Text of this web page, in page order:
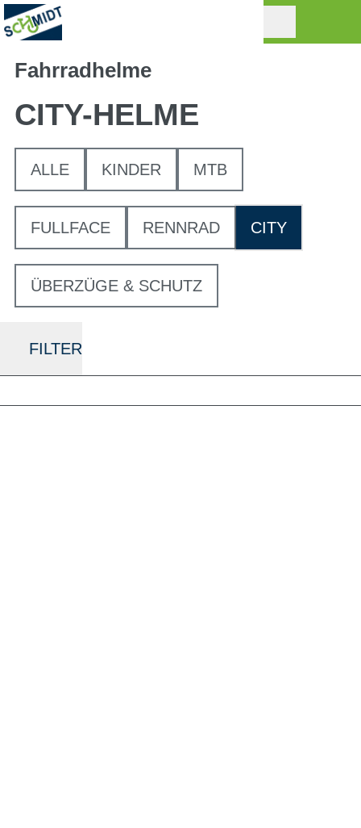
Fahrradhelme
CITY-HELME
ALLE KINDER MTB
FULLFACE RENNRAD CITY
ÜBERZÜGE & SCHUTZ
FILTER